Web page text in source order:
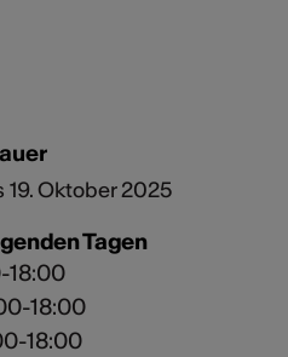
19. Oktober 2025
Tagen
18:00
18:00
18:00